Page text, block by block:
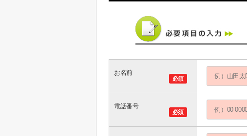
必須
お名前
必須
電話番号